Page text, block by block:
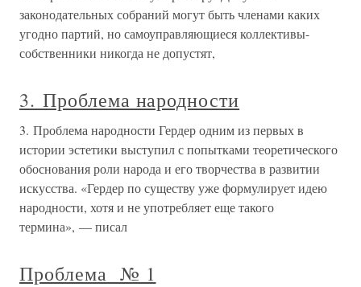
законодательных собраний могут быть членами каких
угодно партий, но самоуправляющиеся коллективы-
собственники никогда не допустят,
3. Проблема народности
3. Проблема народности Гердер одним из первых в
истории эстетики выступил с попытками теоретического
обоснования роли народа и его творчества в развитии
искусства. «Гердер по существу уже формулирует идею
народности, хотя и не употребляет еще такого
термина», — писал
Проблема № 1